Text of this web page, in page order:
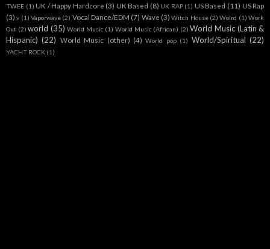
TWEE (1) UK / Happy Hardcore (3) UK Based (8) UK RAP (1) US Based (11) US Rap
(3) v (1) Vaporwave (2) Vocal Dance/EDM (7) Wave (3) Witch House (2) Wolrd (1) Work
Out (2) world (35) World Music (1) World Music (African) (2) World Music (Latin &
Hispanic) (22) World Music (other) (4) World pop (1) World/Spiritual (22)
YACHT ROCK (1)